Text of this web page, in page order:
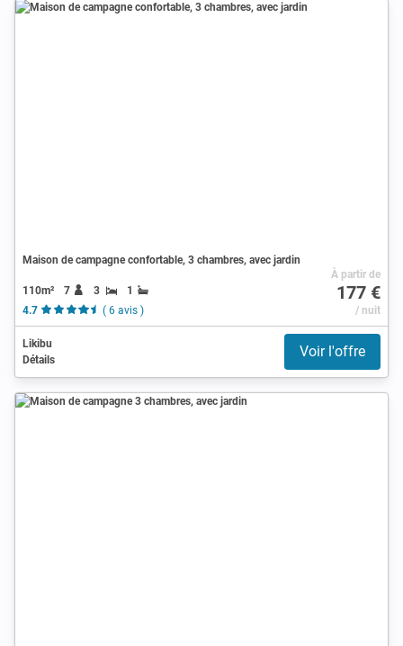
Maison de campagne confortable, 3 chambres, avec jardin
110m² 7 3
1
4.7
( 6 avis )
À partir de
177 €
/ nuit
Likibu
Détails
Voir l'offre